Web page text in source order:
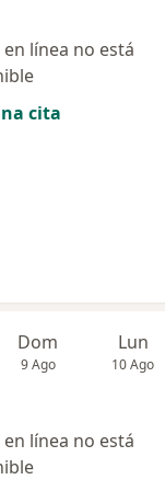
línea no está
cita
Dom
9 Ago
Lun
10 Ago
línea no está